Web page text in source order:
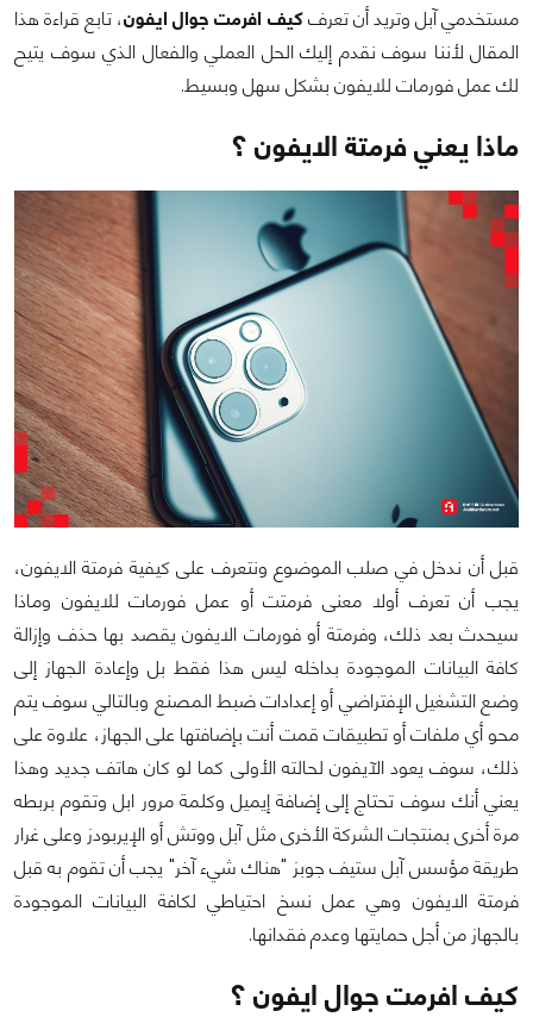
مستخدمي آبل وتريد أن تعرفكيف افرمت جوال ايفون، تابع قراءة هذا
المقال لأننا سوف نقدم إليك الحل العملي والفعال الذي سوف يتيح
لك عمل فورمات للايفون بشكل سهل وبسيط.
ماذا يعني فرمتة الايفون ؟
قبل أن ندخل في صلب الموضوع ونتعرف على كيفية فرمتة الايفون،
يجب أن تعرف أولا معنى فرمتت أو عمل فورمات للايفون وماذا
سيحدث بعد ذلك، وفرمتة أو فورمات الايفون يقصد بها حذف وإزالة
كافة البيانات الموجودة بداخله ليس هذا فقط بل وإعادة الجهاز إلى
وضع التشغيل الإفتراضي أو إعدادات ضبط المصنع وبالتالي سوف يتم
محو أي ملفات أو تطبيقات قمت أنت بإضافتها على الجهاز، علاوة على
ذلك، سوف يعود الآيفون لحالته الأولى كما لو كان هاتف جديد وهذا
يعني أنك سوف تحتاج إلى إضافة إيميل وكلمة مرور ابل وتقوم بربطه
مرة أخرى بمنتجات الشركة الأخرى مثل آبل ووتش أو الإيربودز وعلى غرار
طريقة مؤسس آبل ستيف جوبز "هناك شيء آخر" يجب أن تقوم به قبل
فرمتة الايفون وهي عمل نسخ احتياطي لكافة البيانات الموجودة
بالجهاز من أجل حمايتها وعدم فقدانها.
كيف افرمت جوال ايفون ؟